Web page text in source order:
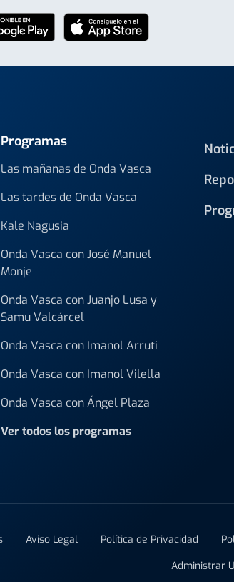
Programas
Las mañanas de Onda Vasca
Las tardes de Onda Vasca
Kale Nagusia
Onda Vasca con José Manuel
Monje
Onda Vasca con Juanjo Lusa y
Samu Valcárcel
Onda Vasca con Imanol Arruti
Onda Vasca con Imanol Vilella
Onda Vasca con Ángel Plaza
Ver todos los programas
Aviso Legal Política de Privacidad
Administrar